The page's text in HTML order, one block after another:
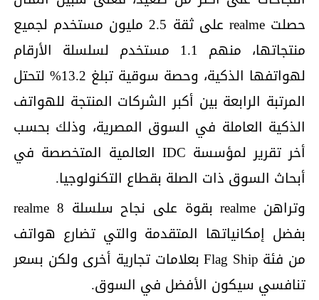
حصلت realme على ثقة 2.5 مليون مستخدم لجميع
منتجاتها، منهم 1.1 مستخدم لسلسلة الأرقام
لهواتفها الذكية، وحصة سوقية تبلغ 13.2% لتحتل
المرتبة الرابعة بين أكبر الشركات المنتجة للهواتف
الذكية العاملة في السوق المصرية، وذلك بحسب
أخر تقرير لمؤسسة IDC العالمية المتخصصة في
أبحاث السوق ذات الصلة بقطاع التكنولوجيا.
وتراهن realme بقوة على نجاح سلسلة realme 8
بفضل إمكانياتها المتقدمة والتي تضارع هواتف
من فئة Flag Ship بعلامات تجارية أخرى ولكن بسعر
تنافسي سيكون الأفضل في السوق.